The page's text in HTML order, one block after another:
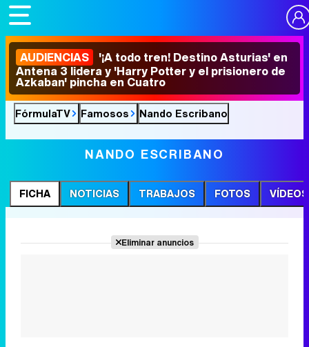
AUDIENCIAS '¡A todo tren! Destino Asturias' en
Antena 3 lidera y 'Harry Potter y el prisionero de
Azkaban' pincha en Cuatro
FórmulaTV Famosos Nando Escribano
NANDO ESCRIBANO
FICHA NOTICIAS TRABAJOS FOTOS VÍDEOS
Eliminar anuncios